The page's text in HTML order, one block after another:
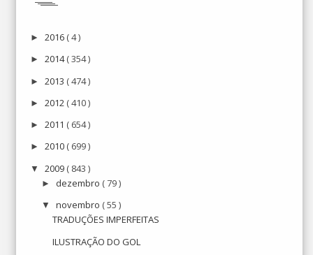
► 2016 ( 4 )
► 2014( 354 )
► 2013 ( 474 )
► 2012 ( 410 )
► 2011 ( 654 )
► 2010 ( 699 )
▼ 2009 ( 843 )
► dezembro ( 79 )
▼ novembro ( 55 )
TRADUÇÕES IMPERFEITAS
ILUSTRAÇÃO DO GOL